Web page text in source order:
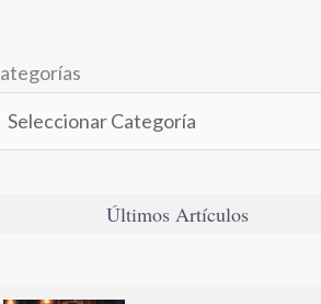
Últimos Artículos